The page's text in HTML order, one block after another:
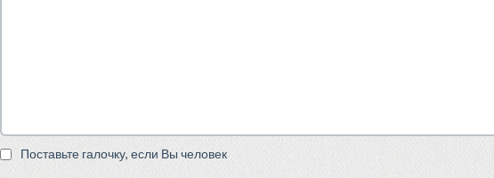
Поставьте галочку, если Вы человек